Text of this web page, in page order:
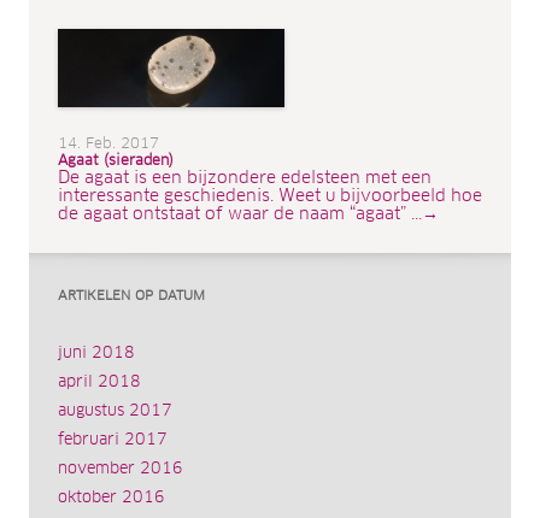
14. Feb. 2017
Agaat (sieraden)
De agaat is een bijzondere edelsteen met een
interessante geschiedenis. Weet u bijvoorbeeld hoe
de agaat ontstaat of waar de naam “agaat” ...→
ARTIKELEN OP DATUM
juni 2018
april 2018
augustus 2017
februari 2017
november 2016
oktober 2016